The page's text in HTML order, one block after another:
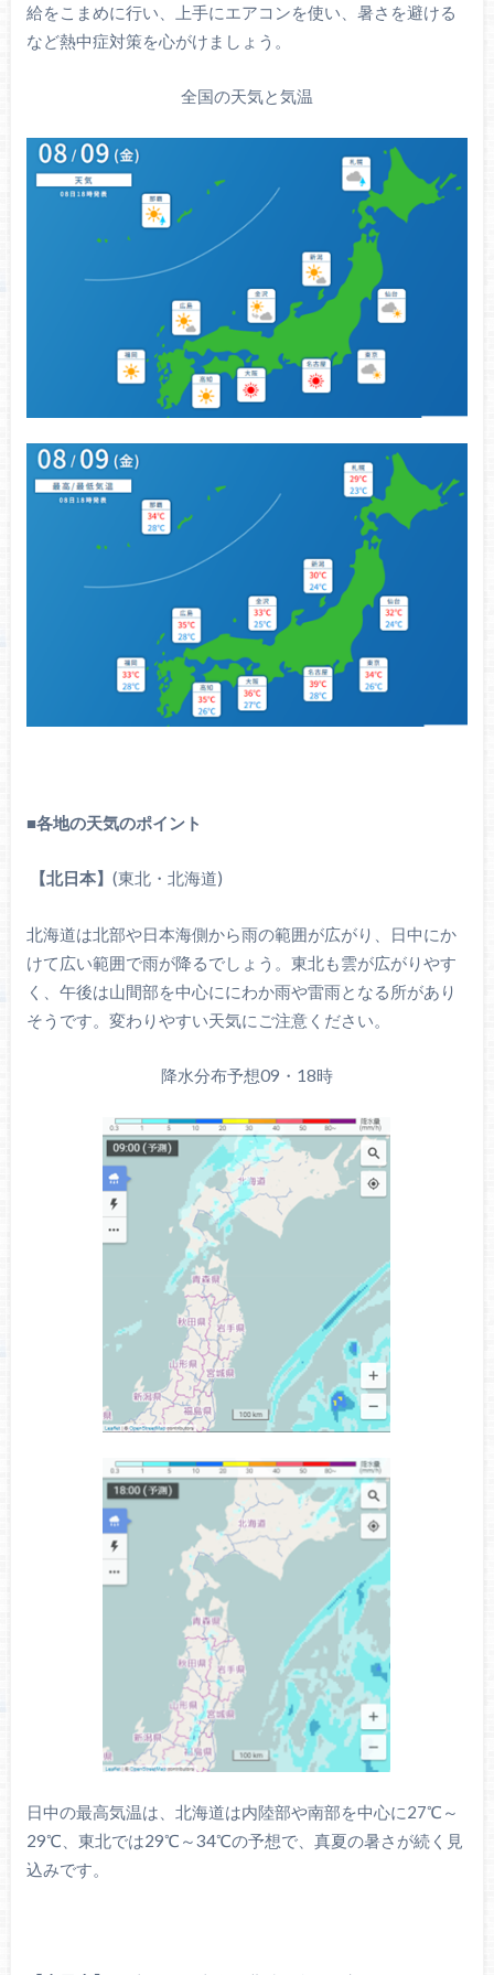
給をこまめに行い、上手にエアコンを使い、暑さを避ける
など熱中症対策を心がけましょう。
全国の天気と気温
■各地の天気のポイント
【北日本】 (東北・北海道)
北海道は北部や日本海側から雨の範囲が広がり、日中にか
けて広い範囲で雨が降るでしょう。東北も雲が広がりやす
く、午後は山間部を中心ににわか雨や雷雨となる所があり
そうです。変わりやすい天気にご注意ください。
降水分布予想09・18時
日中の最高気温は、北海道は内陸部や南部を中心に27℃～
29℃、東北では29℃～34℃の予想で、真夏の暑さが続く見
込みです。